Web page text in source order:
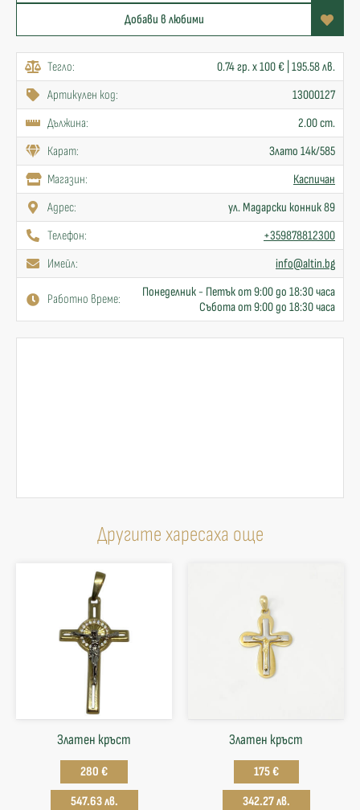
Добави в любими
Тегло:
0.74 гр. x 100 € | 195.58 лв.
Артикулен код:
13000127
Дължина:
2.00 cm.
Карат:
Злато 14к/585
Mагазин:
Каспичан
Адрес:
ул. Мадарски конник 89
Телефон:
+359878812300
Имейл:
info@altin.bg
Работно време:
Понеделник - Петък от 9:00 до 18:30 часа
Събота от 9:00 до 18:30 часа
Другите харесаха още
Златен кръст
280 €
547.63 лв.
Златен кръст
175 €
342.27 лв.